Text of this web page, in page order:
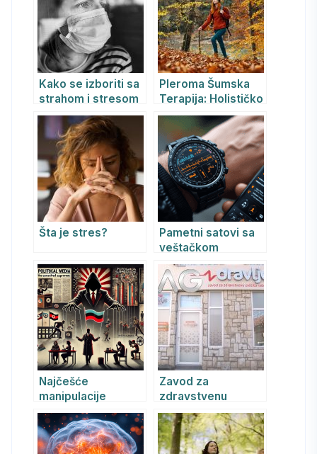
Kako se izboriti sa
strahom i stresom
zbog Korona virusa
i sačuvati mentalno
zdravlje
Pleroma Šumska
Terapija: Holističko
isceljenje
Šta je stres?
Pametni satovi sa
veštačkom
inteligencijom:
Revolucija u
praćenju i
unapređenju
mentalnog zdravlja
Najčešće
manipulacije
političkih
apsolutističkih
režima i njihov
Zavod za
zdravstvenu
zaštitu radnika
„Zdravlje plus“
Obrenovac: sve što